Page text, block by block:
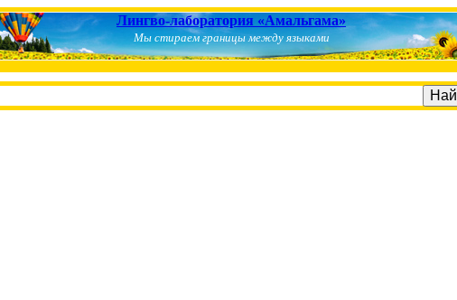
Лингво-лаборатория «Амальгама»
Мы стираем границы между языками